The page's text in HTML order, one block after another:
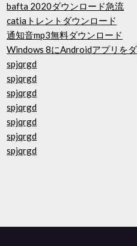
bafta 2020ダウンロード急流
catiaトレントダウンロード
通知音mp3無料ダウンロード
Windows 8にAndroidアプリを
spjqrgd
spjqrgd
spjqrgd
spjqrgd
spjqrgd
spjqrgd
spjqrgd